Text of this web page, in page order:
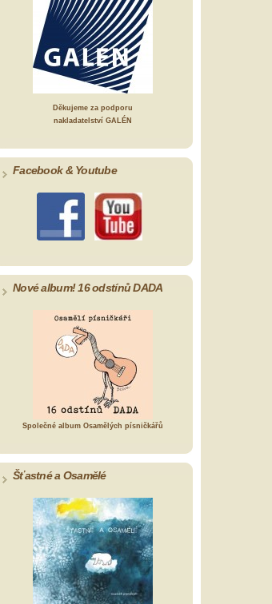
Děkujeme za podporu
nakladatelství GALÉN
Facebook & Youtube
Nové album! 16 odstínů DADA
Společné album Osamělých písničkářů
Šťastné a Osamělé